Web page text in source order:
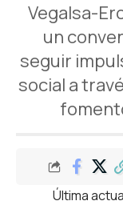
Vegalsa-
un
seguir
social a
Última